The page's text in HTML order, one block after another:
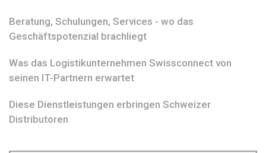
Beratung, Schulungen, Services - wo das
Geschäftspotenzial brachliegt
Was das Logistikunternehmen Swissconnect von
seinen IT-Partnern erwartet
Diese Dienstleistungen erbringen Schweizer
Distributoren